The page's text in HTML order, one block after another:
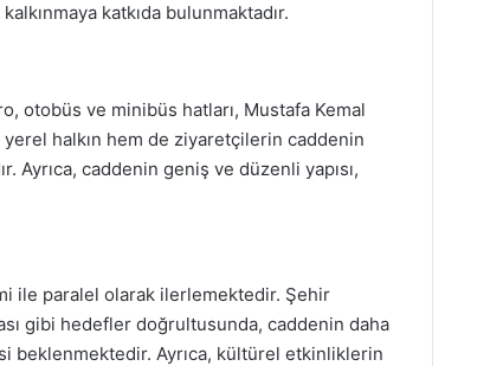
katkıda bulunmaktadır.
otobüs ve minibüs hatları, Mustafa Kemal
halkın hem de ziyaretçilerin caddenin
Ayrıca, caddenin geniş ve düzenli yapısı,
ile paralel olarak ilerlemektedir. Şehir
gibi hedefler doğrultusunda, caddenin daha
beklenmektedir. Ayrıca, kültürel etkinliklerin